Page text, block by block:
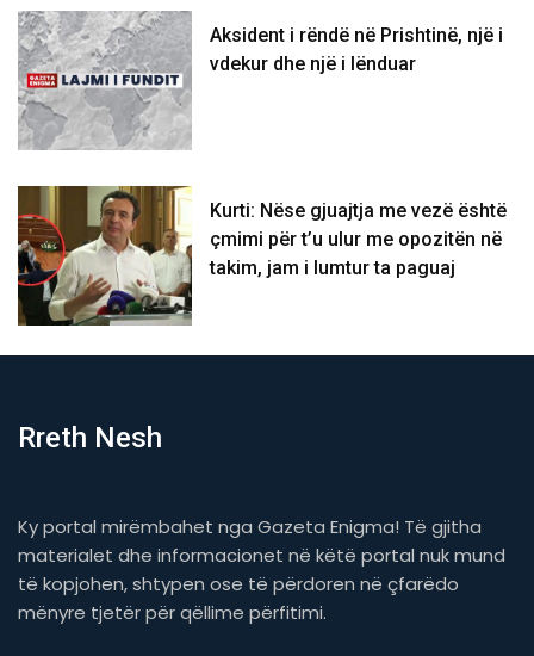
Aksident i rëndë në Prishtinë, një i
vdekur dhe një i lënduar
Kurti: Nëse gjuajtja me vezë është
çmimi për t’u ulur me opozitën në
takim, jam i lumtur ta paguaj
Rreth Nesh
Ky portal mirëmbahet nga Gazeta Enigma! Të gjitha
materialet dhe informacionet në këtë portal nuk mund
të kopjohen, shtypen ose të përdoren në çfarëdo
mënyre tjetër për qëllime përfitimi.